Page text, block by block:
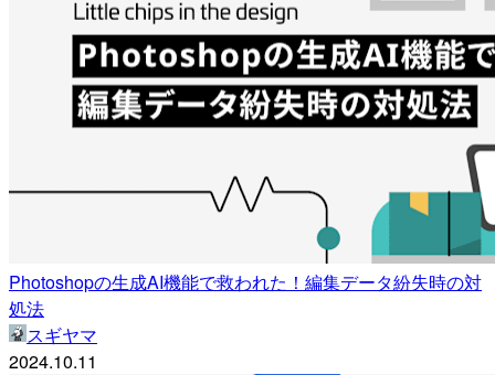
Photoshopの生成AI機能で救われた！編集データ紛失時の対
処法
スギヤマ
2024.10.11